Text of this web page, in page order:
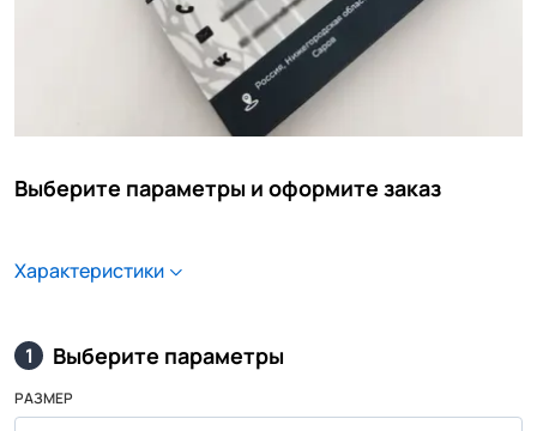
Выберите параметры и оформите заказ
Характеристики
1 Выберите параметры
РАЗМЕР